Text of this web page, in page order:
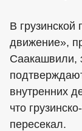
В
движение»,
Саакашвили,
внутренних
что
пересекал.